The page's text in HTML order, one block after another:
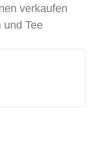
verkaufen
und Tee